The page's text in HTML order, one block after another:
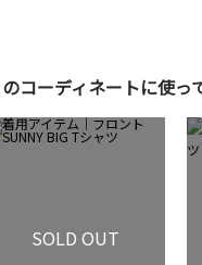
コーディネートに使っ
SOLD OUT